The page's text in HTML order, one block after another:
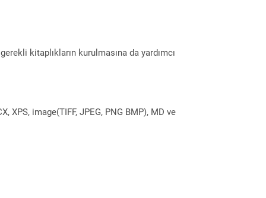
kitaplıkların kurulmasına da yardımcı
XPS, image(TIFF, JPEG, PNG BMP), MD ve